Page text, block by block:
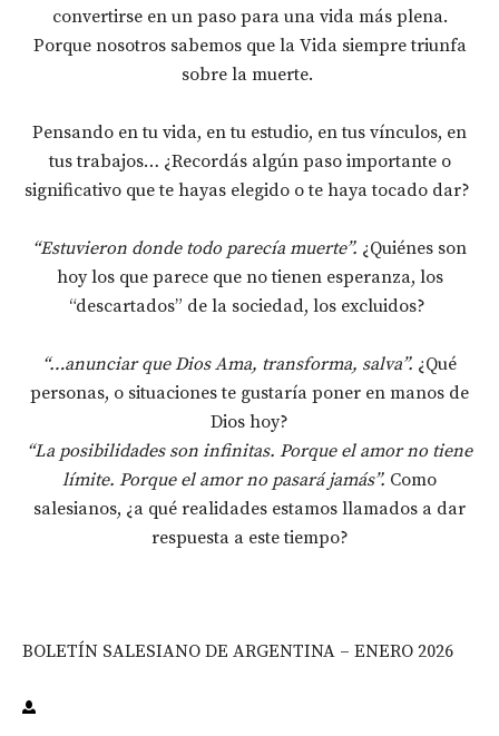
convertirse en un paso para una vida más plena.
Porque nosotros sabemos que la Vida siempre triunfa
sobre la muerte.
Pensando en tu vida, en tu estudio, en tus vínculos, en
tus trabajos… ¿Recordás algún paso importante o
significativo que te hayas elegido o te haya tocado dar?
“Estuvieron donde todo parecía muerte”. ¿Quiénes son
hoy los que parece que no tienen esperanza, los
“descartados” de la sociedad, los excluidos?
“…anunciar que Dios Ama, transforma, salva”. ¿Qué
personas, o situaciones te gustaría poner en manos de
Dios hoy?
“La posibilidades son infinitas. Porque el amor no tiene
límite. Porque el amor no pasará jamás”. Como
salesianos, ¿a qué realidades estamos llamados a dar
respuesta a este tiempo?
BOLETÍN SALESIANO DE ARGENTINA – ENERO 2026